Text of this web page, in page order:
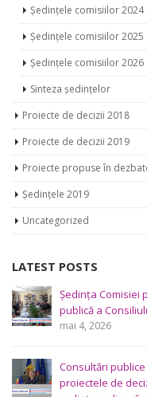
Ședințele comisiilor 2024
Ședințele comisiilor 2025
Ședințele comisiilor 2026
Sinteza ședințelor
Proiecte de decizii 2018
Proiecte de decizii 2019
Proiecte propuse în
Ședințele 2019
Uncategorized
LATEST POSTS
Ședința Comisiei
publică a
mai 4, 2026
Consultări
proiectele de